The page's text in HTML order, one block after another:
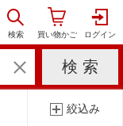
絞込み